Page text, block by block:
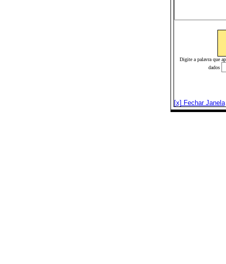
Digite a palavra que
dados
[x] Fechar Janela